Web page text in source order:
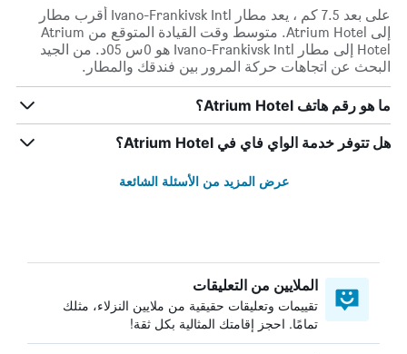
على بعد 7.5 كم ، يعد مطار Ivano-Frankivsk Intl أقرب مطار
إلى Atrium Hotel. متوسط وقت القيادة المتوقع من Atrium
Hotel إلى مطار Ivano-Frankivsk Intl هو 0س 05د. من الجيد
البحث عن اتجاهات حركة المرور بين فندقك والمطار.
ما هو رقم هاتف Atrium Hotel؟
هل تتوفر خدمة الواي فاي في Atrium Hotel؟
عرض المزيد من الأسئلة الشائعة
الملايين من التعليقات
تقييمات وتعليقات حقيقية من ملايين النزلاء، مثلك
تمامًا. احجز إقامتك المثالية بكل ثقة!